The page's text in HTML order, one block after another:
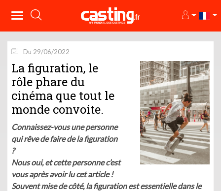
Du 29/06/2022
La figuration, le
rôle phare du
cinéma que tout le
monde convoite.
Connaissez-vous une personne
qui rêve de faire de la figuration
?
Nous oui, et cette personne c’est
vous après avoir lu cet article !
Souvent mise de côté, la figuration est essentielle dans le